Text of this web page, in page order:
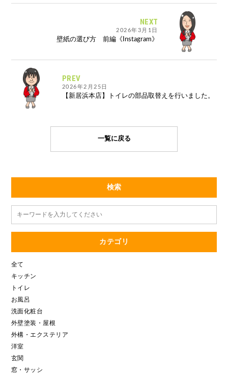
PREV
2026年2月25日
【新居浜本店】トイレの部品取替えを行いました。
NEXT
2026年3月1日
壁紙の選び方 前編《Instagram》
一覧に戻る
検索
カテゴリ
全て
キッチン
トイレ
お風呂
洗面化粧台
外壁塗装・屋根
外構・エクステリア
洋室
玄関
窓・サッシ